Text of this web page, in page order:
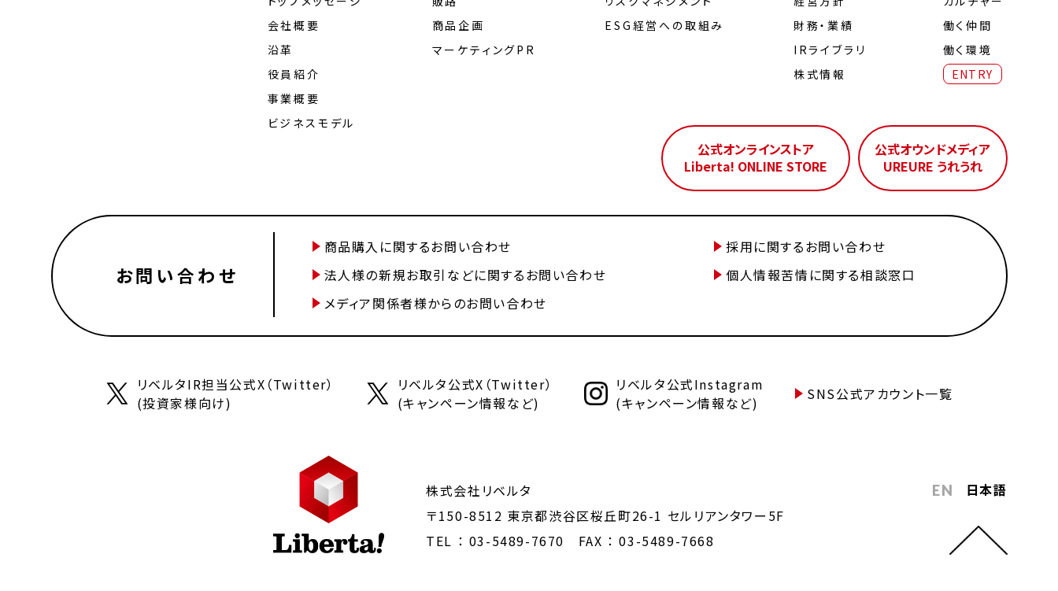
会社概要
沿革
役員紹介
事業概要
ビジネスモデル
商品企画
マーケティングPR
ESG経営への取組み
財務・業績
IRライブラリ
株式情報
働く仲間
働く環境
ENTRY
公式オンラインストア
Liberta! ONLINE STORE
公式オウンドメディア
UREURE うれうれ
お問い合わせ
商品購入に関するお問い合わせ
採用に関するお問い合わせ
法人様の新規お取引などに関するお問い合わせ
個人情報苦情に関する相談窓口
メディア関係者様からのお問い合わせ
リベルタIR担当公式X（Twitter）
(投資家様向け)
リベルタ公式X（Twitter）
(キャンペーン情報など)
リベルタ公式Instagram
(キャンペーン情報など)
SNS公式アカウント一覧
EN 日本語
株式会社リベルタ
〒150-8512 東京都渋谷区桜丘町26-1 セルリアンタワー5F
TEL ： 03-5489-7670 FAX ： 03-5489-7668